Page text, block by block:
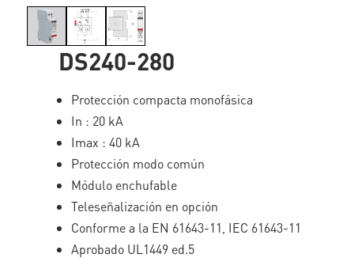
DS240-280
Protección compacta monofásica
In : 20 kA
Imax : 40 kA
Protección modo común
Módulo enchufable
Teleseñalización en opción
Conforme a la EN 61643-11, IEC 61643-11
Aprobado UL1449 ed.5